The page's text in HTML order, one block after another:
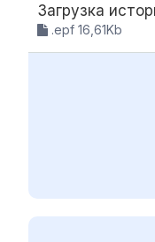
Загрузка
.epf 16,61Kb